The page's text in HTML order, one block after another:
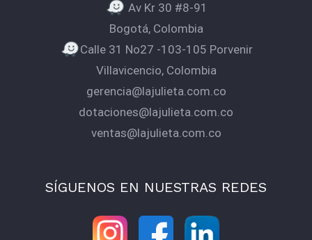
Av Kr 30 #8-91
Bogotá, Colombia
Calle 31 No27 -103-105 Porvenir
Villavicencio, Colombia
gerencia@lajulieta.com.co
dotaciones@lajulieta.com.co
ventas@lajulieta.com.co
SÍGUENOS EN NUESTRAS REDES